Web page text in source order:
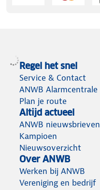
Regel het snel
Service & Contact
ANWB Alarmcentrale
Plan je route
Altijd actueel
ANWB nieuwsbrieven
Kampioen
Nieuwsoverzicht
Over ANWB
Werken bij ANWB
Vereniging en bedrijf